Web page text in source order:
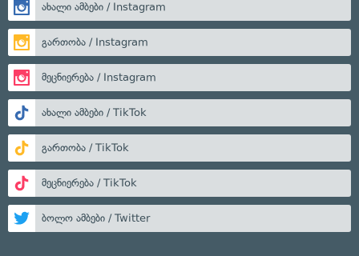
ახალი ამბები / Instagram
გართობა / Instagram
მეცნიერება / Instagram
ახალი ამბები / TikTok
გართობა / TikTok
მეცნიერება / TikTok
ბოლო ამბები / Twitter